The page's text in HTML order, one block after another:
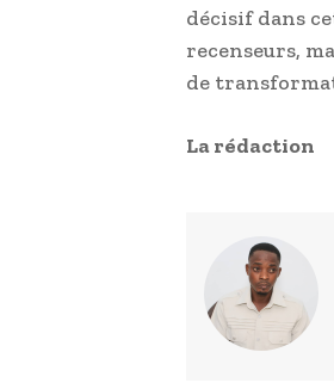
décisif dans
recenseurs,
de
La rédaction